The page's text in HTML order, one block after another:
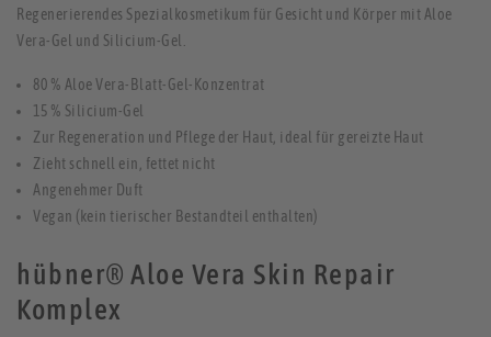
Regenerierendes Spezialkosmetikum für Gesicht und Körper mit Aloe
Vera-Gel und Silicium-Gel.
80 % Aloe Vera-Blatt-Gel-Konzentrat
15 % Silicium-Gel
Zur Regeneration und Pflege der Haut, ideal für gereizte Haut
Zieht schnell ein, fettet nicht
Angenehmer Duft
Vegan (kein tierischer Bestandteil enthalten)
hübner® Aloe Vera Skin Repair
Komplex